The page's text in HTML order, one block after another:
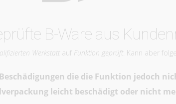
B-Ware aus
Werkstatt auf Funktion geprüft. Kann aber
die die Funktion jedoch
leicht beschädigt oder nicht